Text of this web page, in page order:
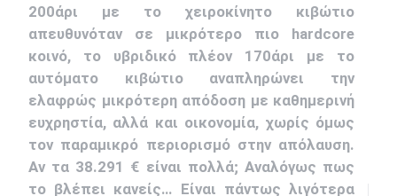
200άρι με το χειροκίνητο κιβώτιο
απευθυνόταν σε μικρότερο πιο hardcore
κοινό, το υβριδικό πλέον 170άρι με το
αυτόματο κιβώτιο αναπληρώνει την
ελαφρώς μικρότερη απόδοση με καθημερινή
ευχρηστία, αλλά και οικονομία, χωρίς όμως
τον παραμικρό περιορισμό στην απόλαυση.
Αν τα 38.291 € είναι πολλά; Αναλόγως πως
το βλέπει κανείς… Είναι πάντως λιγότερα